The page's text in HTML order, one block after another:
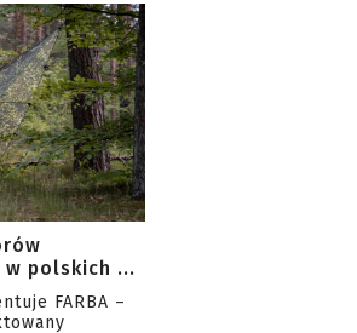
polskich ...
FARBA –